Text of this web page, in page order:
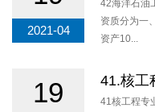
2021-04
42海洋石油
资质分为一
资产10...
19 41.核工
41核工程专